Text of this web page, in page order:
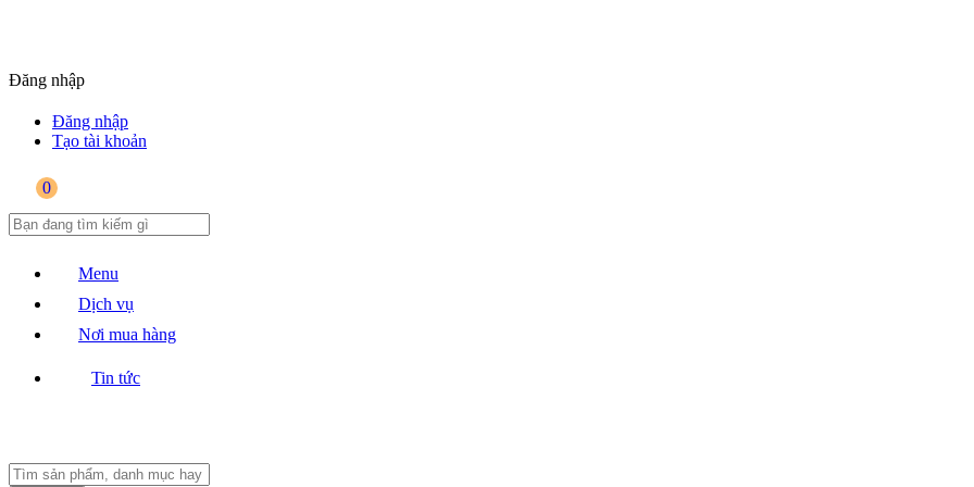
Đăng nhập
Đăng nhập
Tạo tài khoản
0
Menu
Dịch vụ
Nơi mua hàng
Tin tức